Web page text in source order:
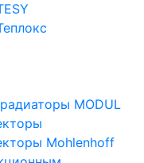
MODUL
Mohlenhoff